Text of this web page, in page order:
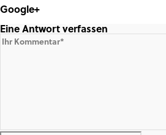
Google+
Share on Google+
Eine Antwort verfassen